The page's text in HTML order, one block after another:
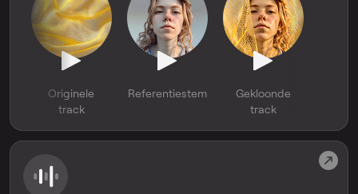
Originele
track
Referentiestem
Gekloonde
track